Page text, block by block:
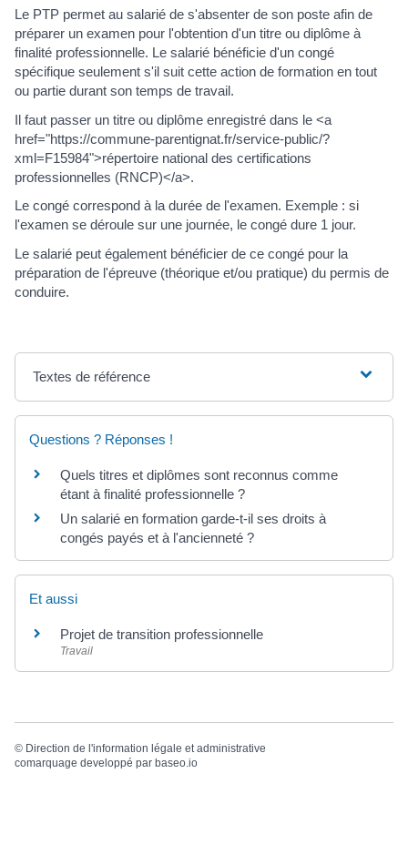
Le PTP permet au salarié de s'absenter de son poste afin de
préparer un examen pour l'obtention d'un titre ou diplôme à
finalité professionnelle. Le salarié bénéficie d'un congé
spécifique seulement s'il suit cette action de formation en tout
ou partie durant son temps de travail.
Il faut passer un titre ou diplôme enregistré dans le <a
href="https://commune-parentignat.fr/service-public/?
xml=F15984">répertoire national des certifications
professionnelles (RNCP)</a>.
Le congé correspond à la durée de l'examen. Exemple : si
l'examen se déroule sur une journée, le congé dure 1 jour.
Le salarié peut également bénéficier de ce congé pour la
préparation de l'épreuve (théorique et/ou pratique) du permis de
conduire.
Textes de référence
Questions ? Réponses !
Quels titres et diplômes sont reconnus comme
étant à finalité professionnelle ?
Un salarié en formation garde-t-il ses droits à
congés payés et à l'ancienneté ?
Et aussi
Projet de transition professionnelle
Travail
© Direction de l'information légale et administrative
comarquage developpé par baseo.io